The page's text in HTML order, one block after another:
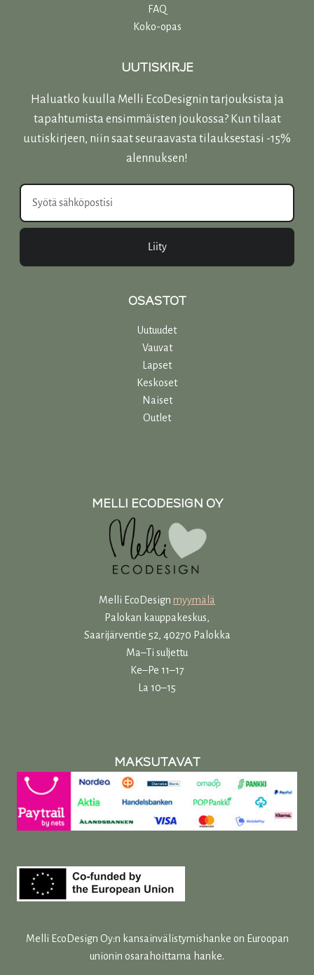
FAQ
Koko-opas
UUTISKIRJE
Haluatko kuulla Melli EcoDesignin tarjouksista ja
tapahtumista ensimmäisten joukossa? Kun tilaat
uutiskirjeen, niin saat seuraavasta tilauksestasi -15%
alennuksen!
Liity
OSASTOT
Uutuudet
Vauvat
Lapset
Keskoset
Naiset
Outlet
MELLI ECODESIGN OY
Melli EcoDesign myymälä
Palokan kauppakeskus,
Saarijärventie 52, 40270 Palokka
Ma–Ti suljettu
Ke–Pe 11–17
La 10–15
MAKSUTAVAT
Melli EcoDesign Oy:n kansainvälistymishanke on Euroopan
unionin osarahoittama hanke.